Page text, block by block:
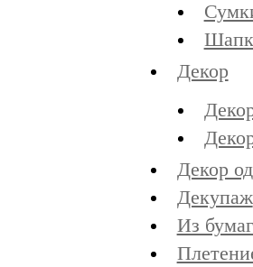
Декор
Декор
Декупаж
Из